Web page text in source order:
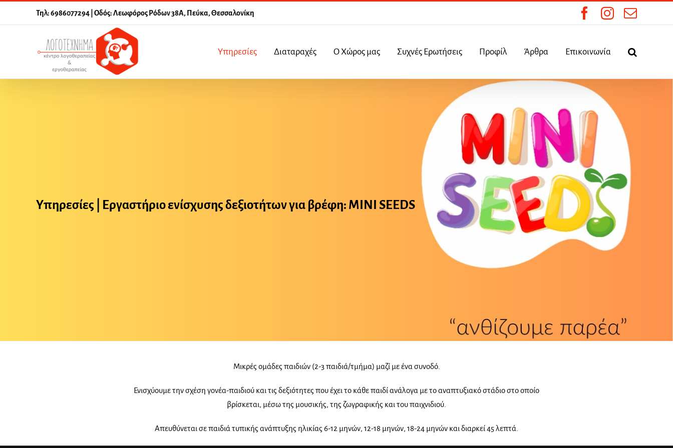
Τηλ: 6986077294 | Οδός: Λεωφόρος Ρόδων 38Α, Πεύκα, Θεσσαλονίκη Facebook
Instagram
Email
Υπηρεσίες Διαταραχές Ο Χώρος μας Συχνές Ερωτήσεις Προφίλ Άρθρα Επικοινωνία
Υπηρεσίες | Εργαστήριο ενίσχυσης δεξιοτήτων για βρέφη: ΜΙΝΙ SEEDS
Μικρές ομάδες παιδιών (2-3 παιδιά/τμήμα) μαζί με ένα συνοδό.
Ενισχύουμε την σχέση γονέα-παιδιού και τις δεξιότητες που έχει το κάθε παιδί ανάλογα με το αναπτυξιακό στάδιο στο οποίο
βρίσκεται, μέσω της μουσικής, της ζωγραφικής και του παιχνιδιού.
Απευθύνεται σε παιδιά τυπικής ανάπτυξης ηλικίας 6-12 μηνών, 12-18 μηνών, 18-24 μηνών και διαρκεί 45 λεπτά.